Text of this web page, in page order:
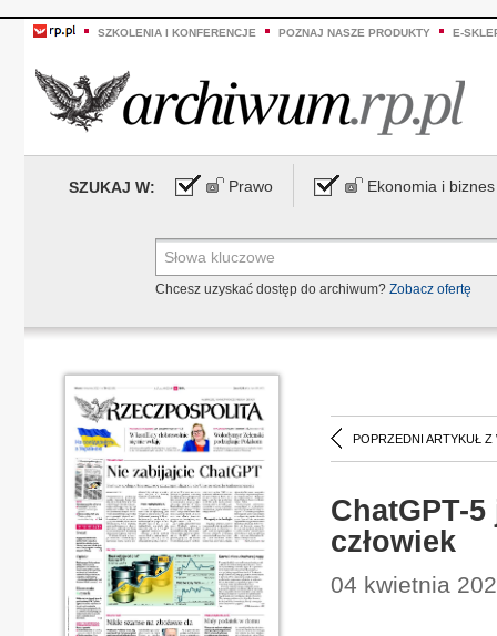
SZKOLENIA I KONFERENCJE POZNAJ NASZE PRODUKTY E-
SZUKAJ W: Prawo Ekonomia i biznes
Chcesz uzyskać dostęp do archiwum? Zobacz ofertę
POPRZEDNI ARTYKUŁ Z
ChatGPT-
człowiek
04 kwietnia